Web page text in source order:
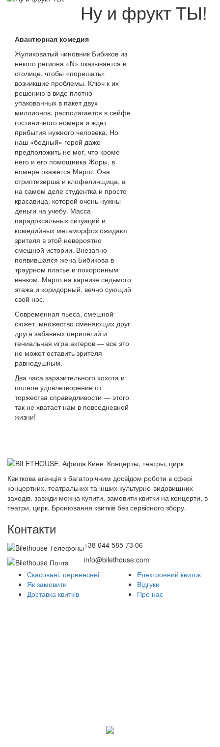
Ну и фрукт ТЫ!
Авантюрная комедия
Жуликоватый чиновник Бибиков из
некого региона «N» оказывается в
столице, чтобы «порешать»
возникшие проблемы. Ключ к их
решению в виде плотно
упакованных в пакет двух
миллионов, располагается в сейфе
гостиничного номера и ждет
прибытия нужного человека. Но
наш «бедный» герой даже
предположить не мог, что кроме
него и его помощника Жоры, в
номере окажется Марго. Она
стриптизерша и клофелинщица, а
на самом деле студентка и просто
красавица, которой очень нужны
деньги на учебу. Масса
парадоксальных ситуаций и
комедийных метаморфоз ожидают
зрителя в этой невероятно
смешной истории. Внезапно
появившаяся жена Бибикова в
траурном платье и похоронным
венком, Марго на карнизе седьмого
этажа и коридорный, вечно сующий
свой нос.
Современная пьеса, смешной
сюжет, множество сменяющих друг
друга забавных перипетий и
гениальная игра актеров — все это
не может оставить зрителя
равнодушным.
Два часа заразительного хохота и
полное удовлетворение от
торжества справедливости — этого
так не хватает нам в повседневной
жизни!
Квиткова агенція з багаторічним досвідом роботи в сфері
концертних, театральних та інших культурно-видовищних
заходів. завжди можна купити, замовити квитки на концерти, в
театри, цирк. Бронювання квитків без сервісного збору.
Контакти
+38 044 585 73 06
info@bilethouse.com
Скасовані, перенесені
Як замовити
Доставка квитків
Електронний квиток
Відгуки
Про нас